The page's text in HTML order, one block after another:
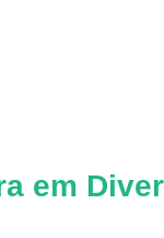
em